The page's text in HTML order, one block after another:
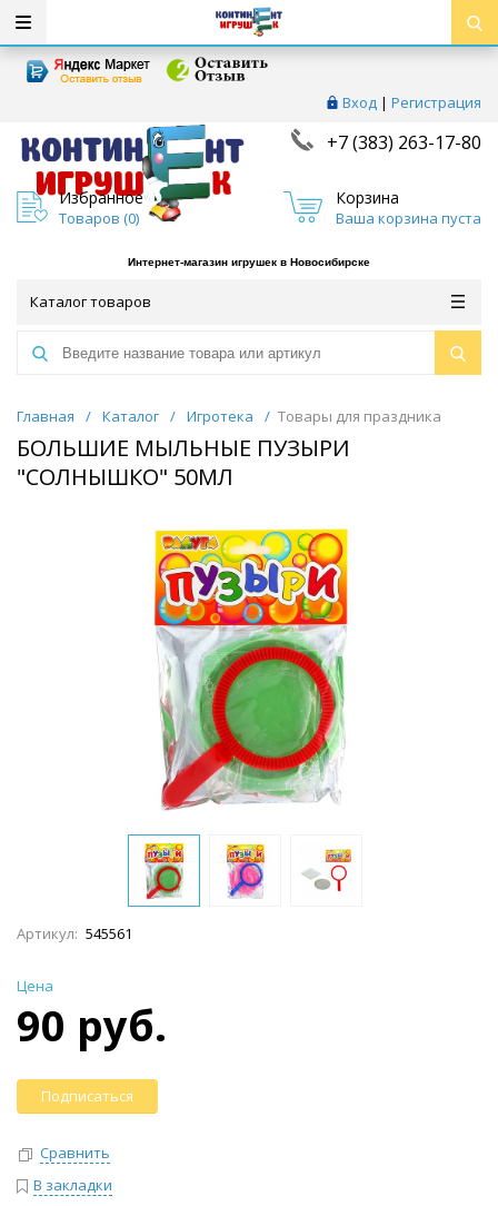
Вход | Регистрация
+7 (383) 263-17-80
Избранное
Товаров (0)
Корзина
Ваша корзина пуста
Интернет-магазин игрушек в Новосибирске
Каталог товаров
Главная / Каталог / Игротека / Товары для праздника
БОЛЬШИЕ МЫЛЬНЫЕ ПУЗЫРИ
"СОЛНЫШКО" 50МЛ
Артикул: 545561
Цена
90 руб.
Подписаться
Сравнить
В закладки